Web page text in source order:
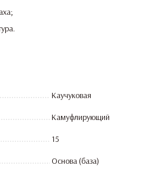
Каучуковая
Камуфлирующий
15
Основа (база)